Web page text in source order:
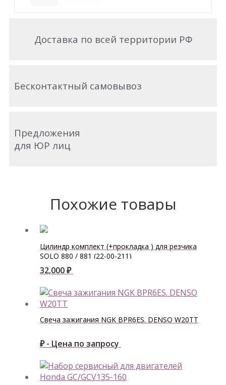
Доставка по всей территории РФ
Бесконтактный самовывоз
Предложения
для ЮР лиц
Похожие товары
Цилиндр комплект (+прокладка ) для резчика
SOLO 880 / 881 (22-00-211)
32,000₽
Свеча зажигания NGK BPR6ES. DENSO W20TT
₽ - Цена по запросу